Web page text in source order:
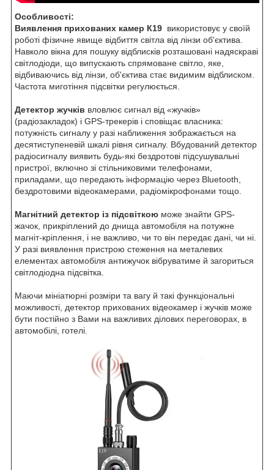
Особливості:
Виявлення прихованих камер К19 використовує у своїй
роботі фізичне явище відбиття світла від лінзи об'єктива.
Навколо вікна для пошуку відблисків розташовані надяскраві
світлодіоди, що випускають спрямоване світло, яке,
відбиваючись від лінзи, об'єктива стає видимим відблиском.
Частота миготіння підсвітки регулюється.
Детектор жучків вловлює сигнал від «жучків»
(радіозакладок) і GPS-трекерів і сповіщає власника:
потужність сигналу у разі наближення зображається на
десятиступеневій шкалі рівня сигналу. Вбудований детектор
радіосигналу виявить будь-які бездротові підсушувальні
пристрої, включно зі стільниковими телефонами,
приладами, що передають інформацію через Bluetooth,
бездротовими відеокамерами, радіомікрофонами тощо.
Магнітний детектор із підсвіткою може знайти GPS-
жачок, прикріплений до днища автомобіля на потужне
магніт-кріплення, і не важливо, чи то він передає дані, чи ні.
У разі виявлення пристрою стеження на металевих
елементах автомобіля антижучок вібруватиме й загориться
світлодіодна підсвітка.
Маючи мініатюрні розміри та вагу й такі функціональні
можливості, детектор прихованих відеокамер і жучків може
бути постійно з Вами на важливих ділових переговорах, в
автомобілі, готелі.